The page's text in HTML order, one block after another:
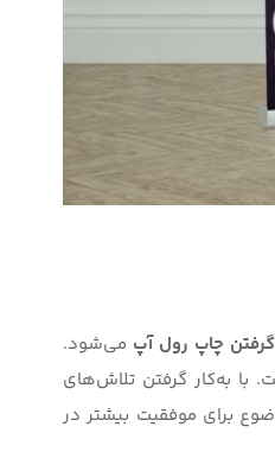
چاپ رول آپ می‌شود.
با به‌کار گرفتن تلاش‌های
برای موفقیت بیشتر در